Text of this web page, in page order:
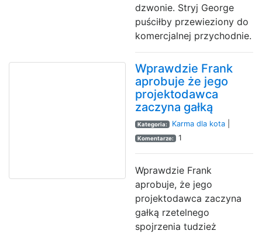
dzwonie. Stryj George
puściłby przewieziony do
komercjalnej przychodnie.
Wprawdzie Frank
aprobuje że jego
projektodawca
zaczyna gałką
Kategoria: Karma dla kota|
Komentarze: 1
Wprawdzie Frank
aprobuje, że jego
projektodawca zaczyna
gałką rzetelnego
spojrzenia tudzież